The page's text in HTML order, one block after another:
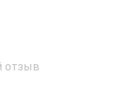
отзыв